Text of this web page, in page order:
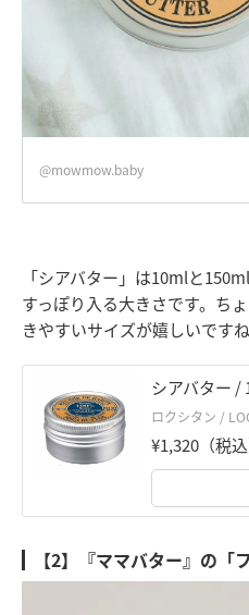
@mowmow.baby
「シアバター」は10mlと
すっぽり入る大きさです。ち
きやすいサイズが嬉しいですね
シアバター /
ロクシタン /
¥1,320（税込
【2】『ママバター』の「